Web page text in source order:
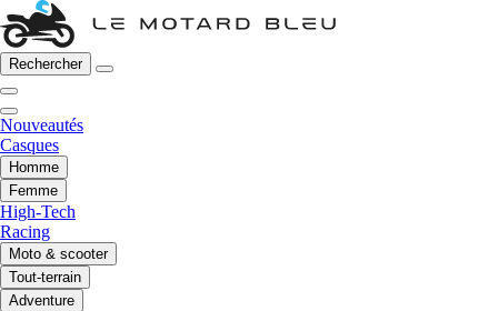
Rechercher
Nouveautés
Casques
Homme
Femme
High-Tech
Racing
Moto & scooter
Tout-terrain
Adventure